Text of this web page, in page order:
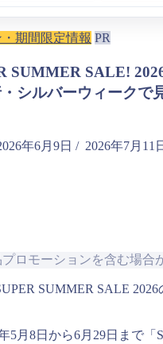
期間限定情報 PR
SUMMER SALE!
シルバーウィークで
年6月9日 / 2026年7月11
ロモーションを含む場合
5月8日から6月29日まで「